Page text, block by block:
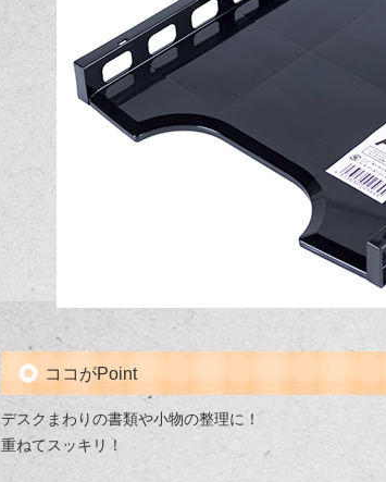
ココがPoint
デスクまわりの書類や小物の整理に！
重ねてスッキリ！